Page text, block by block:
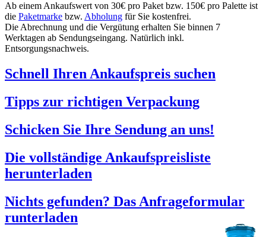
Ab einem Ankaufswert von 30€ pro Paket bzw. 150€ pro Palette ist
die Paketmarke bzw. Abholung für Sie kostenfrei.
Die Abrechnung und die Vergütung erhalten Sie binnen 7
Werktagen ab Sendungseingang. Natürlich inkl.
Entsorgungsnachweis.
Schnell Ihren Ankaufspreis suchen
Tipps zur richtigen Verpackung
Schicken Sie Ihre Sendung an uns!
Die vollständige Ankaufspreisliste
herunterladen
Nichts gefunden? Das Anfrageformular
runterladen